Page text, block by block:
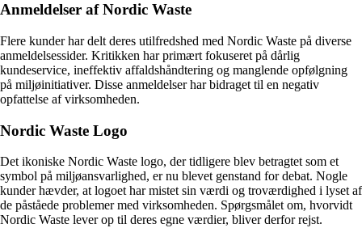
Anmeldelser af Nordic Waste
Flere kunder har delt deres utilfredshed med Nordic Waste på diverse
anmeldelsessider. Kritikken har primært fokuseret på dårlig
kundeservice, ineffektiv affaldshåndtering og manglende opfølgning
på miljøinitiativer. Disse anmeldelser har bidraget til en negativ
opfattelse af virksomheden.
Nordic Waste Logo
Det ikoniske Nordic Waste logo, der tidligere blev betragtet som et
symbol på miljøansvarlighed, er nu blevet genstand for debat. Nogle
kunder hævder, at logoet har mistet sin værdi og troværdighed i lyset af
de påståede problemer med virksomheden. Spørgsmålet om, hvorvidt
Nordic Waste lever op til deres egne værdier, bliver derfor rejst.